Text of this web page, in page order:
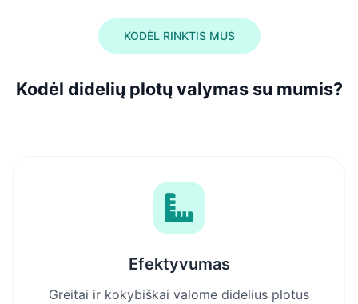
KODĖL RINKTIS MUS
Kodėl didelių plotų valymas su mumis?
Efektyvumas
Greitai ir kokybiškai valome didelius plotus